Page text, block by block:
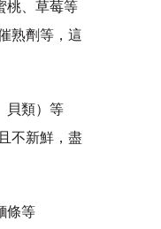
桃、草莓等
熟劑等，這
貝類）等
不新鮮，盡
條等